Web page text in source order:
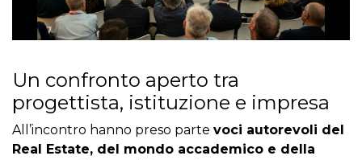
Un confronto aperto tra
progettista, istituzione e impresa
All’incontro hanno preso parte voci autorevoli del
Real Estate, del mondo accademico e della